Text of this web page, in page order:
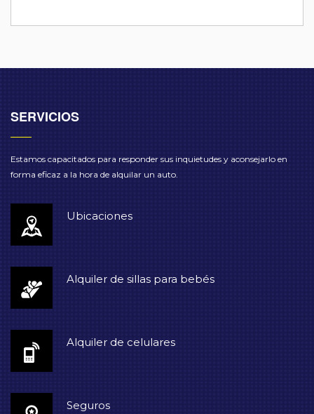
SERVICIOS
Estamos capacitados para responder sus inquietudes y aconsejarlo en
forma eficaz a la hora de alquilar un auto.
Ubicaciones
Alquiler de sillas para bebés
Alquiler de celulares
Seguros